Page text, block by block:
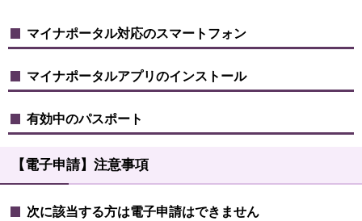
マイナポータル対応のスマートフォン
マイナポータルアプリのインストール
有効中のパスポート
【電子申請】注意事項
次に該当する方は電子申請はできません